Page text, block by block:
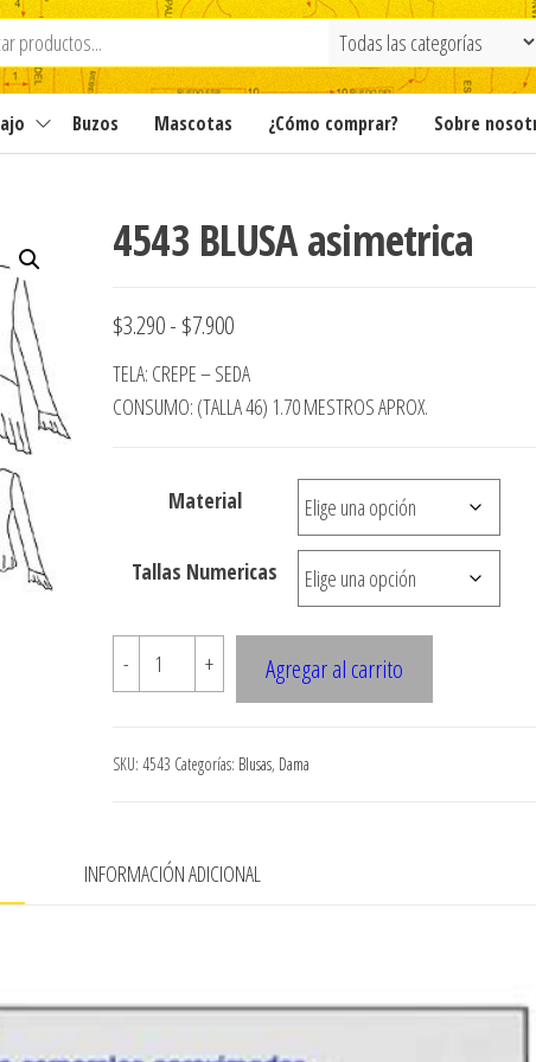
Buzos Mascotas ¿Cómo comprar? Sobre
4543 BLUSA asimetrica
$3.290- $7.900Rango
de
precios:
hasta
$7.900
TELA: CREPE – SEDA
CONSUMO: (TALLA 46) 1.70 MESTROS APROX.
Material
Tallas Numericas
-
4543
BLUSA
cantidad
+ Agregar al carrito
SKU: 4543 Categorías: Blusas, Dama
INFORMACIÓN ADICIONAL